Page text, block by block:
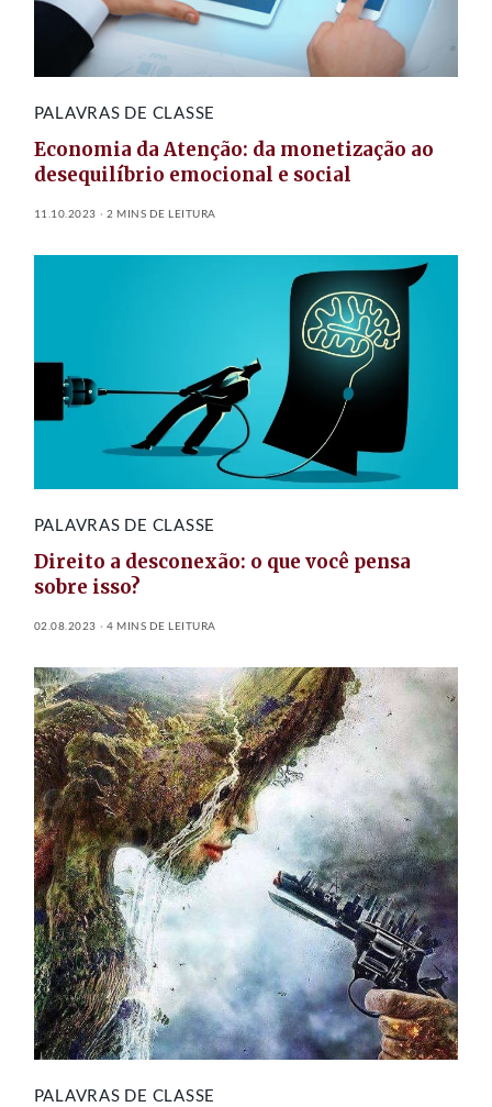
PALAVRAS DE CLASSE
Economia da Atenção: da monetização ao
desequilíbrio emocional e social
11.10.2023 2 MINS DE LEITURA
PALAVRAS DE CLASSE
Direito a desconexão: o que você pensa
sobre isso?
02.08.2023 4 MINS DE LEITURA
PALAVRAS DE CLASSE